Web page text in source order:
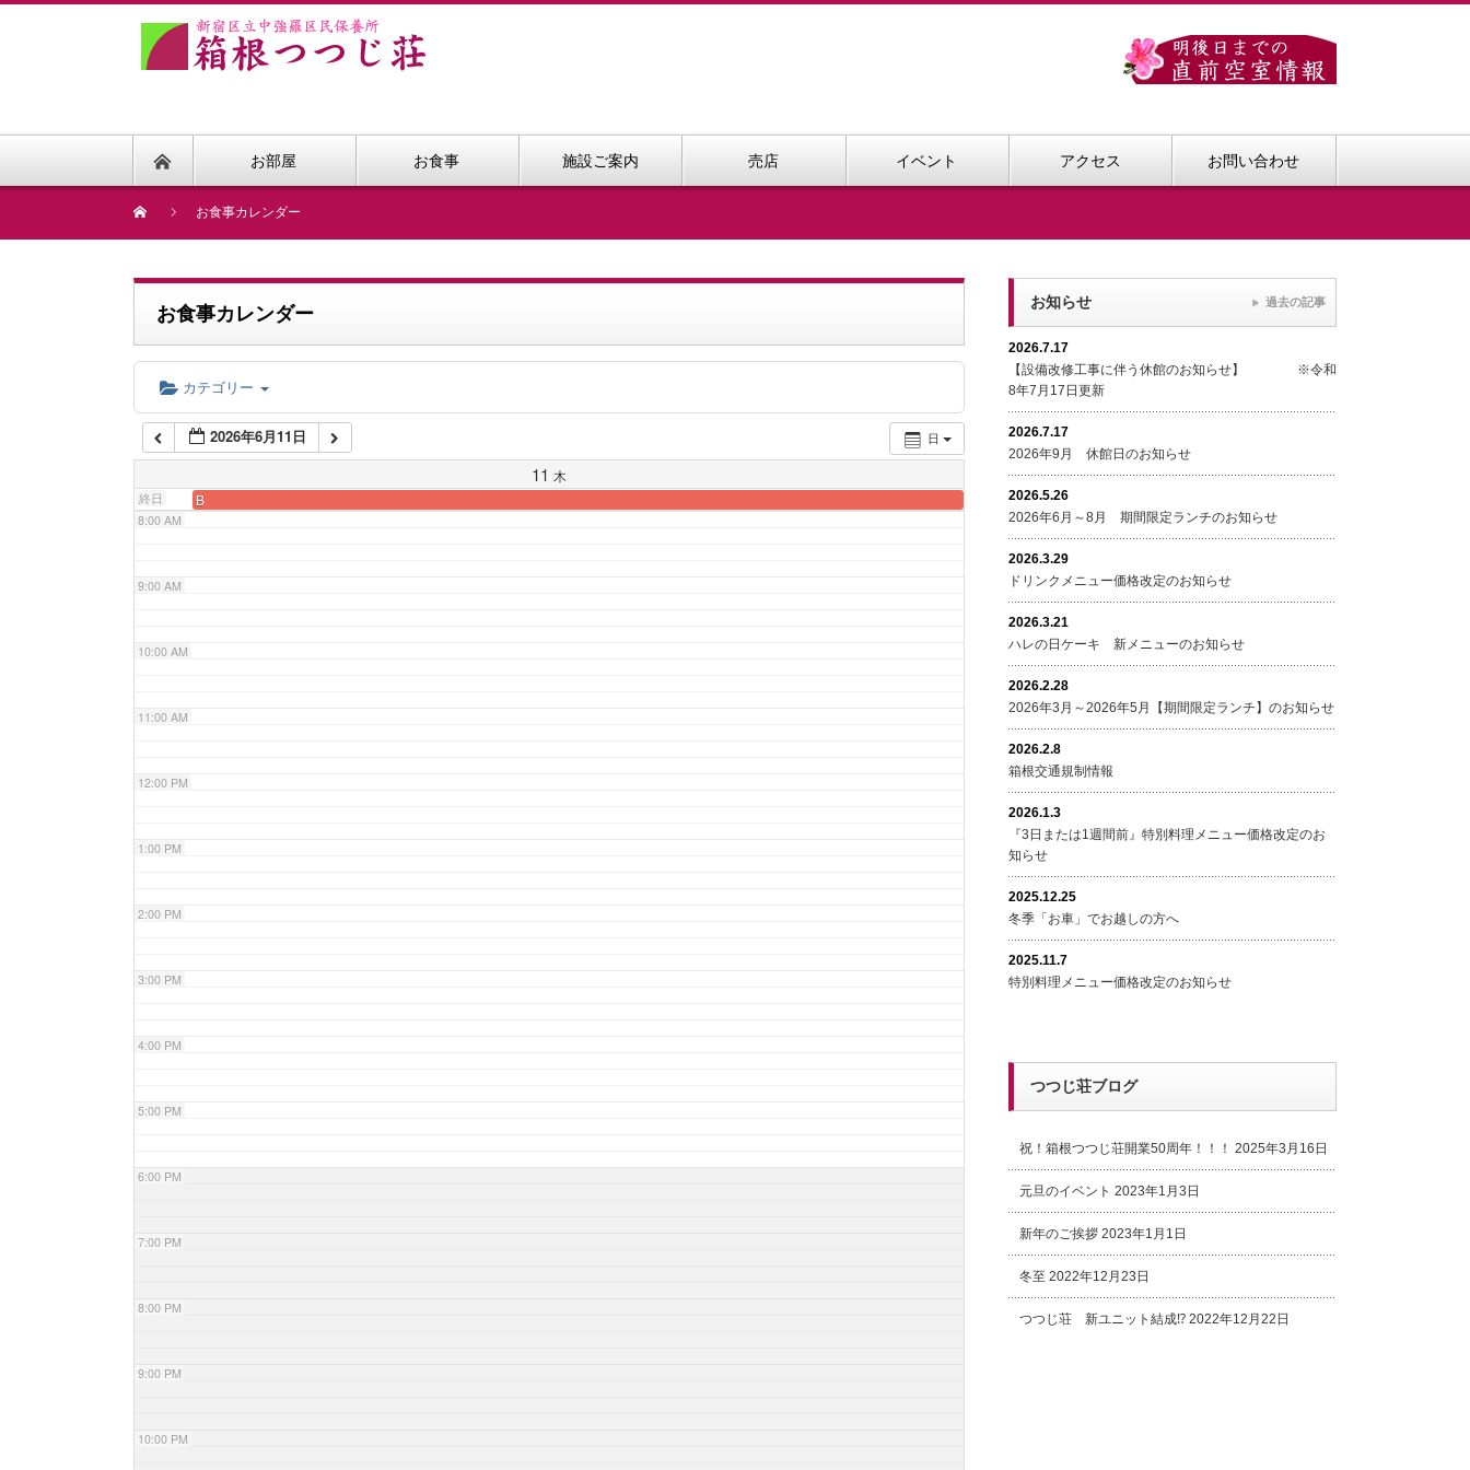
お部屋 お食事 施設ご案内 売店 イベント アクセス お問い合わせ
お食事カレンダー
お食事カレンダー
カテゴリー
日
2026年6月11日
11 木
終日 B
1:00 AM
3:00 AM
5:00 AM
6:00 AM
7:00 AM
8:00 AM
9:00 AM
10:00 AM
11:00 AM
12:00 PM
1:00 PM
2:00 PM
3:00 PM
4:00 PM
5:00 PM
6:00 PM
7:00 PM
8:00 PM
9:00 PM
10:00 PM
お知らせ
2026.7.17
【設備改修工事に伴う休館のお知らせ】 ※令和
8年7月17日更新
2026.7.17
2026年9月 休館日のお知らせ
2026.5.26
2026年6月～8月 期間限定ランチのお知らせ
2026.3.29
ドリンクメニュー価格改定のお知らせ
2026.3.21
ハレの日ケーキ 新メニューのお知らせ
2026.2.28
2026年3月～2026年5月【期間限定ランチ】のお知らせ
2026.2.8
箱根交通規制情報
2026.1.3
『3日または1週間前』特別料理メニュー価格改定のお
知らせ
2025.12.25
冬季「お車」でお越しの方へ
2025.11.7
特別料理メニュー価格改定のお知らせ
過去の記事
つつじ荘ブログ
祝！箱根つつじ荘開業50周年！！！ 2025年3月16日
元旦のイベント 2023年1月3日
新年のご挨拶 2023年1月1日
冬至 2022年12月23日
つつじ荘 新ユニット結成⁉ 2022年12月22日